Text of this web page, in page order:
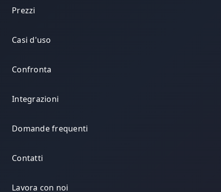
Prezzi
Casi d'uso
Confronta
Integrazioni
Domande frequenti
Contatti
Lavora con noi